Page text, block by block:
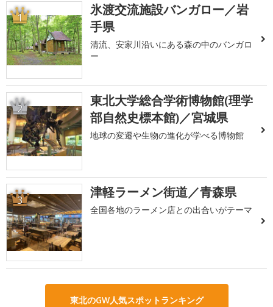
1
氷渡交流施設バンガロー／岩
手県
清流、安家川沿いにある森の中のバンガロ
ー
2
東北大学総合学術博物館(理学
部自然史標本館)／宮城県
地球の変遷や生物の進化が学べる博物館
3 津軽ラーメン街道／青森県
全国各地のラーメン店との出合いがテーマ
東北のGW人気スポットランキング